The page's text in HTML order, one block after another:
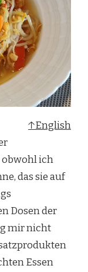
↑English
obwohl ich
das sie auf
Dosen der
mir nicht
Essen